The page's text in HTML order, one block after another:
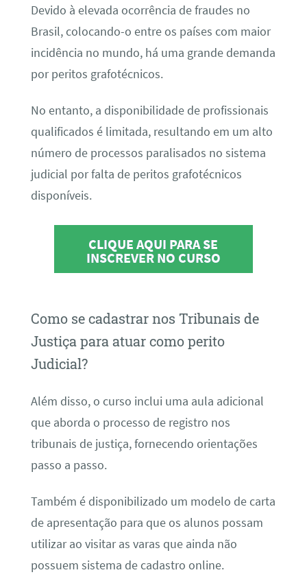
Devido à elevada ocorrência de fraudes no
Brasil, colocando-o entre os países com maior
incidência no mundo, há uma grande demanda
por peritos grafotécnicos.
No entanto, a disponibilidade de profissionais
qualificados é limitada, resultando em um alto
número de processos paralisados no sistema
judicial por falta de peritos grafotécnicos
disponíveis.
CLIQUE AQUI PARA SE
INSCREVER NO CURSO
Como se cadastrar nos Tribunais de
Justiça para atuar como perito
Judicial?
Além disso, o curso inclui uma aula adicional
que aborda o processo de registro nos
tribunais de justiça, fornecendo orientações
passo a passo.
Também é disponibilizado um modelo de carta
de apresentação para que os alunos possam
utilizar ao visitar as varas que ainda não
possuem sistema de cadastro online.